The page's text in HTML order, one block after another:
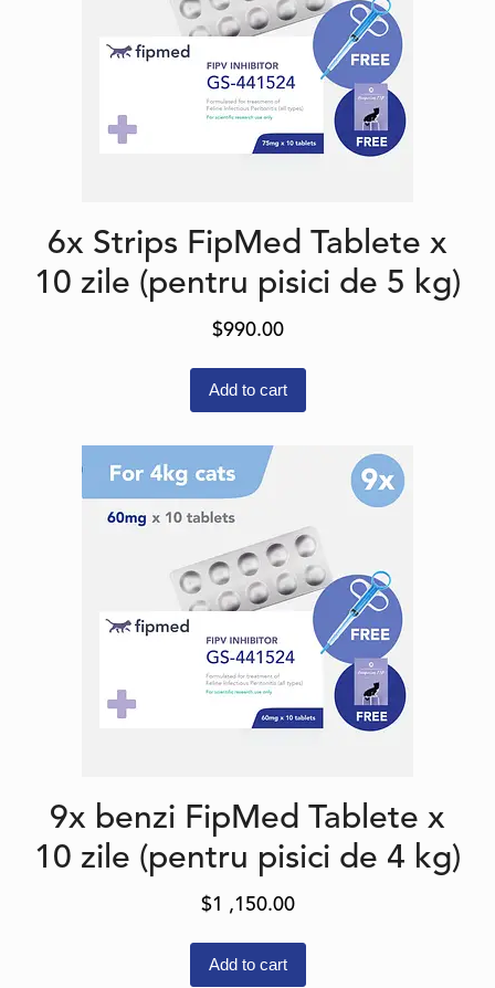
6x Strips FipMed Tablete x
10 zile (pentru pisici de 5 kg)
$990.00
Add to cart
9x benzi FipMed Tablete x
10 zile (pentru pisici de 4 kg)
$1 ,150.00
Add to cart